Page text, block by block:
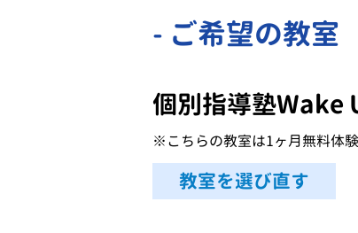
- ご希望の教室
個別指導塾Wake
※こちらの教室は1ヶ月無料体
教室を選び直す